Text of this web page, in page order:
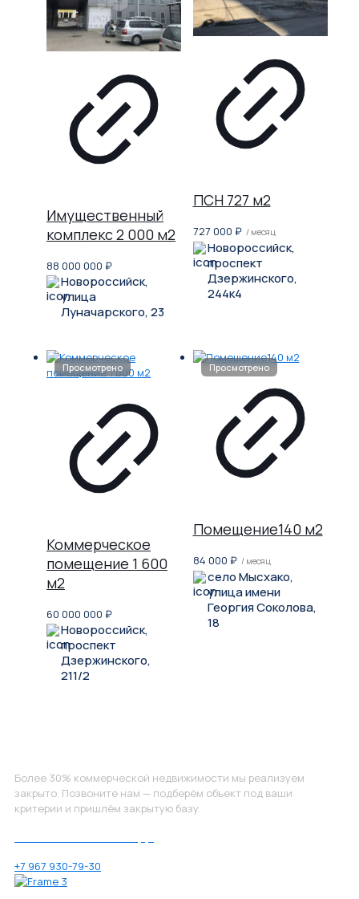
Имущественный
комплекс 2 000 м2
88 000 000 ₽
Новороссийск,
улица
Луначарского, 23
ПСН 727 м2
727 000 ₽ / месяц
Новороссийск,
проспект
Дзержинского,
244к4
Коммерческое
помещение 1 600
м2
60 000 000 ₽
Новороссийск,
проспект
Дзержинского,
211/2
Помещение140 м2
84 000 ₽ / месяц
село Мысхако,
улица имени
Георгия Соколова,
18
Более 30% коммерческой недвижимости мы реализуем
закрыто. Позвоните нам — подберём объект под ваши
критерии и пришлём закрытую базу.
+7 967 930-79-30